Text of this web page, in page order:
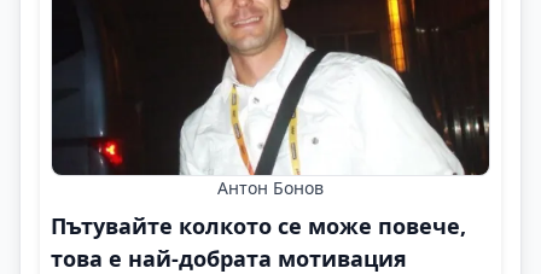
Антон Бонов
Пътувайте колкото се може повече,
това е най-добрата мотивация